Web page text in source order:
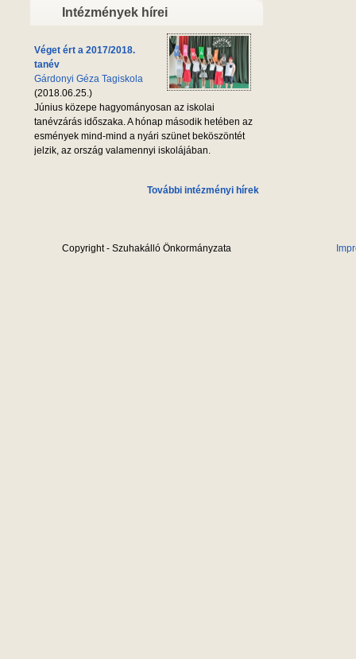
Intézmények hírei
Véget ért a 2017/2018.
tanév
Gárdonyi Géza Tagiskola
(2018.06.25.)
Június közepe hagyományosan az iskolai
tanévzárás időszaka. A hónap második hetében az
esmények mind-mind a nyári szünet beköszöntét
jelzik, az ország valamennyi iskolájában.
További intézményi hírek
Copyright - Szuhakálló Önkormányzata